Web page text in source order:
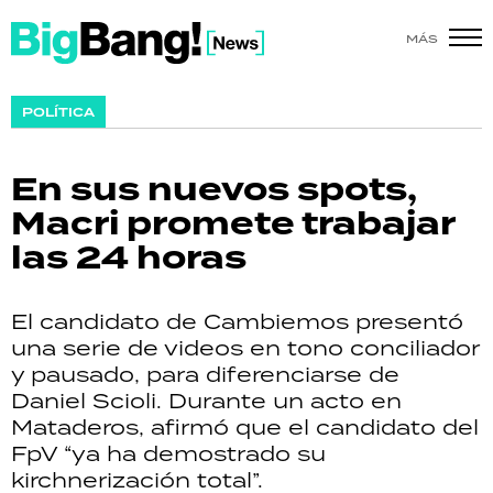
MÁS
POLÍTICA
En sus nuevos spots,
Macri promete trabajar
las 24 horas
El candidato de Cambiemos presentó
una serie de videos en tono conciliador
y pausado, para diferenciarse de
Daniel Scioli. Durante un acto en
Mataderos, afirmó que el candidato del
FpV “ya ha demostrado su
kirchnerización total”.
SHOW
ACTUALIDAD
POLICIALES
ECONOMÍA
GRAN HERMANO
SALUD
DEPORTES